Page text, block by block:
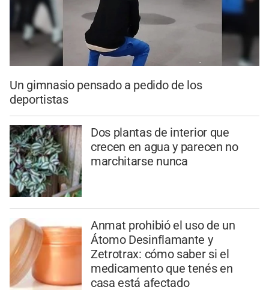
Un gimnasio pensado a pedido de los
deportistas
Dos plantas de interior que
crecen en agua y parecen no
marchitarse nunca
Anmat prohibió el uso de un
Átomo Desinflamante y
Zetrotrax: cómo saber si el
medicamento que tenés en
casa está afectado